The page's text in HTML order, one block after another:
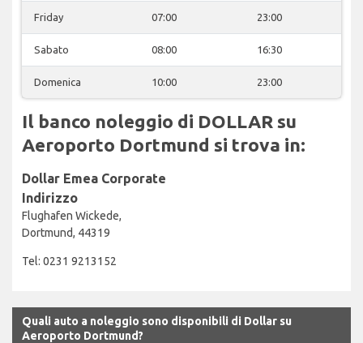
Friday 07:00 23:00
Sabato 08:00 16:30
Domenica 10:00 23:00
Il banco noleggio di DOLLAR su
Aeroporto Dortmund si trova in:
Dollar Emea Corporate
Indirizzo
Flughafen Wickede,
Dortmund, 44319
Tel: 0231 9213152
Quali auto a noleggio sono disponibili di Dollar su
Aeroporto Dortmund?